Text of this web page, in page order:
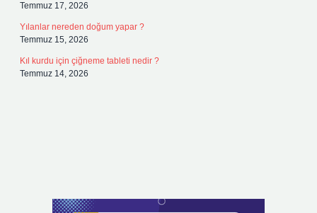
Temmuz 17, 2026
Yılanlar nereden doğum yapar ?
Temmuz 15, 2026
Kıl kurdu için çiğneme tableti nedir ?
Temmuz 14, 2026